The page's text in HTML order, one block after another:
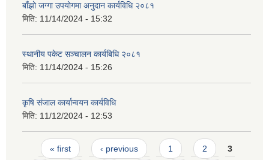
बाँझो जग्गा उपयोगमा अनुदान कार्यविधि २०८१
मिति: 11/14/2024 - 15:32
स्थानीय पकेट सञ्चालन कार्यबिधि २०८१
मिति: 11/14/2024 - 15:26
कृषि संजाल कार्यान्वयन कार्यविधि
मिति: 11/12/2024 - 12:53
Pages
« first ‹ previous 1 2 3